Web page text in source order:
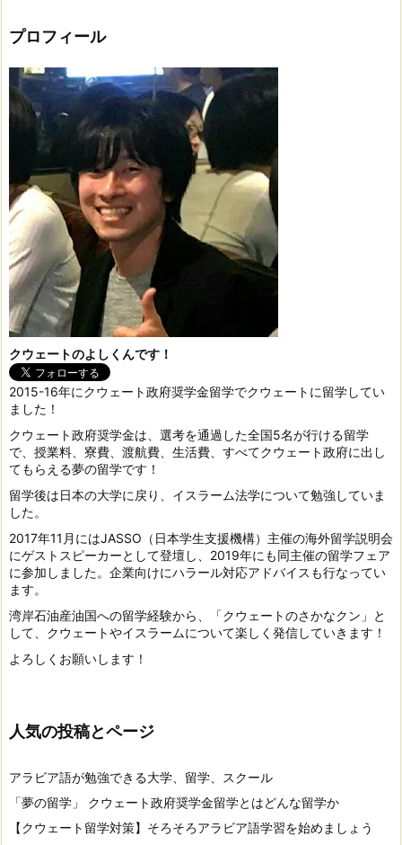
プロフィール
クウェートのよしくんです！
2015-16年にクウェート政府奨学金留学でクウェートに留学してい
ました！
クウェート政府奨学金は、選考を通過した全国5名が行ける留学
で、授業料、寮費、渡航費、生活費、すべてクウェート政府に出し
てもらえる夢の留学です！
留学後は日本の大学に戻り、イスラーム法学について勉強していま
した。
2017年11月にはJASSO（日本学生支援機構）主催の海外留学説明会
にゲストスピーカーとして登壇し、2019年にも同主催の留学フェア
に参加しました。企業向けにハラール対応アドバイスも行なってい
ます。
湾岸石油産油国への留学経験から、「クウェートのさかなクン」と
して、クウェートやイスラームについて楽しく発信していきます！
よろしくお願いします！
人気の投稿とページ
アラビア語が勉強できる大学、留学、スクール
「夢の留学」 クウェート政府奨学金留学とはどんな留学か
【クウェート留学対策】そろそろアラビア語学習を始めましょう